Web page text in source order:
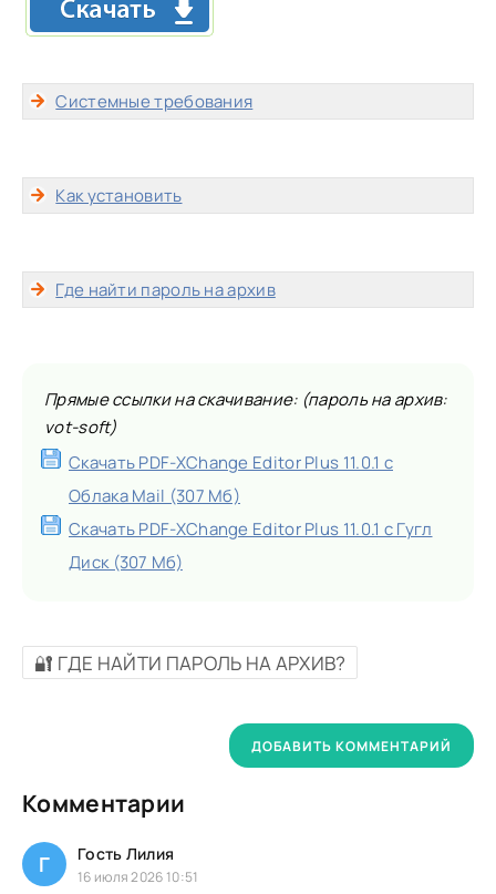
Системные требования
Как установить
Где найти пароль на архив
Прямые ссылки на скачивание: (пароль на архив:
vot-soft)
Скачать PDF-XChange Editor Plus 11.0.1 с
Облака Mail (307 Мб)
Скачать PDF-XChange Editor Plus 11.0.1 с Гугл
Диск (307 Мб)
🔐 ГДЕ НАЙТИ ПАРОЛЬ НА АРХИВ?
Комментарии
ДОБАВИТЬ КОММЕНТАРИЙ
Г Гость Лилия
16 июля 2026 10:51